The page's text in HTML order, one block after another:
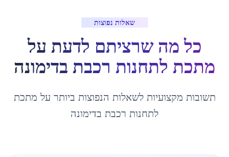
שאלות נפוצות
כל מה שרציתם לדעת על
מתכת לתחנות רכבת בדימונה
תשובות מקצועיות לשאלות הנפוצות ביותר על מתכת
לתחנות רכבת בדימונה